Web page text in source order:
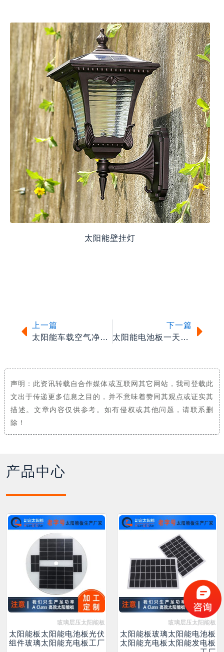
太阳能壁挂灯
上一篇
太阳能车载空气净化器
下一篇
太阳能电池板一天能发多少电？
声明：此资讯转载自合作媒体或互联网其它网站，我司登载此
文出于传递更多信息之目的，并不意味着赞同其观点或证实其
描述。文章内容仅供参考。如有侵权或其他问题，请联系删
除！
产品中心
玻璃层压太阳能板
太阳能板太阳能电池板光伏
组件玻璃太阳能充电板工厂
玻璃层压太阳能板
太阳能板玻璃太阳能电池板
太阳能充电板太阳能发电板